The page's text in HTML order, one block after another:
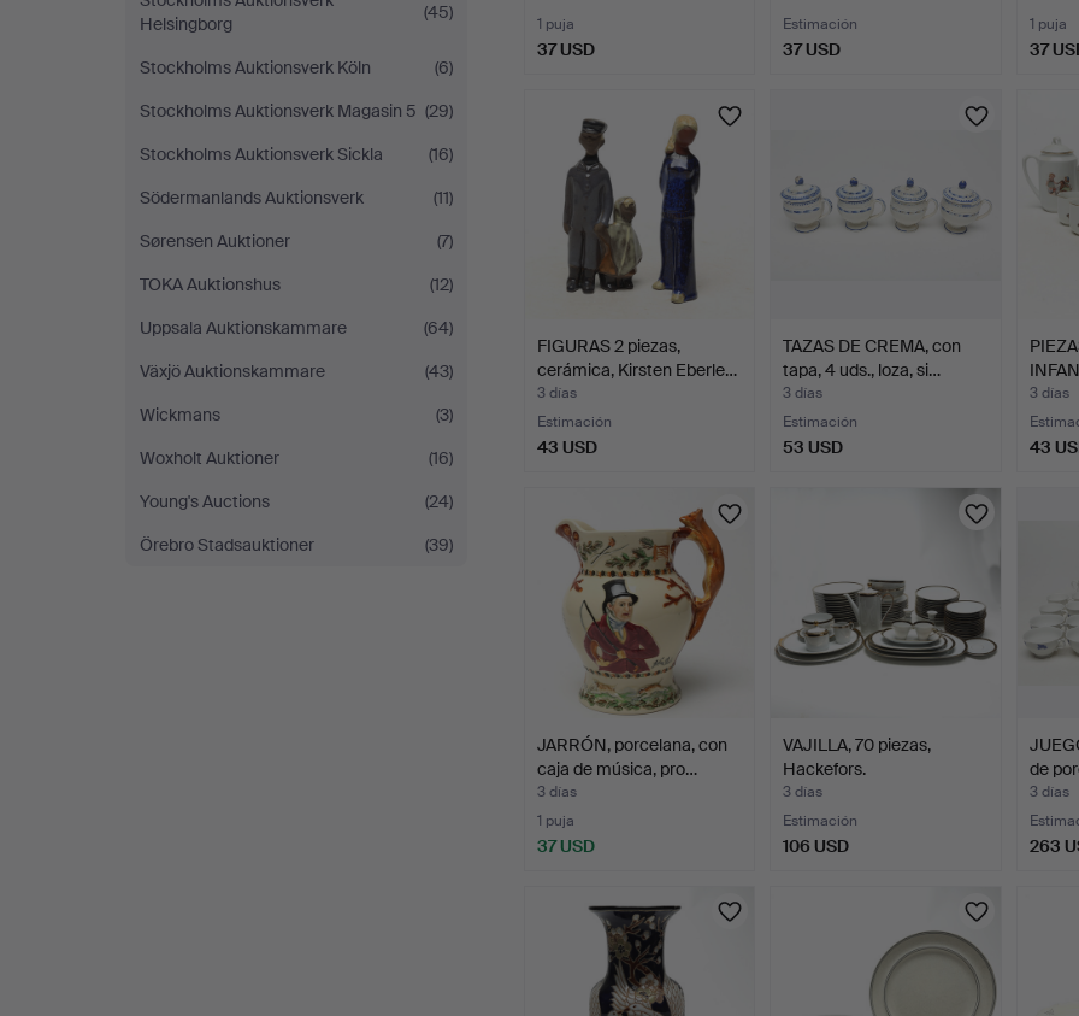
Helsingborg
(45)
Stockholms Auktionsverk Köln
(6)
Stockholms Auktionsverk Magasin 5 (29)
Stockholms Auktionsverk Sickla
(16)
Södermanlands Auktionsverk
(11)
Sørensen Auktioner
(7)
TOKA Auktionshus
(12)
Uppsala Auktionskammare
(64)
Växjö Auktionskammare
(43)
Wickmans
(3)
Woxholt Auktioner
(16)
Young's Auctions
(24)
Örebro Stadsauktioner
(39)
1 puja
37 USD
Estimación
37 USD
1 puja
37
FIGURAS 2 piezas,
cerámica, Kirsten Eberle…
3 días
Estimación
43 USD
TAZAS DE CREMA, con
tapa, 4 uds., loza, si…
3 días
Estimación
53 USD
3 días
43
JARRÓN, porcelana, con
caja de música, pro…
3 días
1 puja
37 USD
VAJILLA, 70 piezas,
Hackefors.
3 días
Estimación
106 USD
de
3 días
263